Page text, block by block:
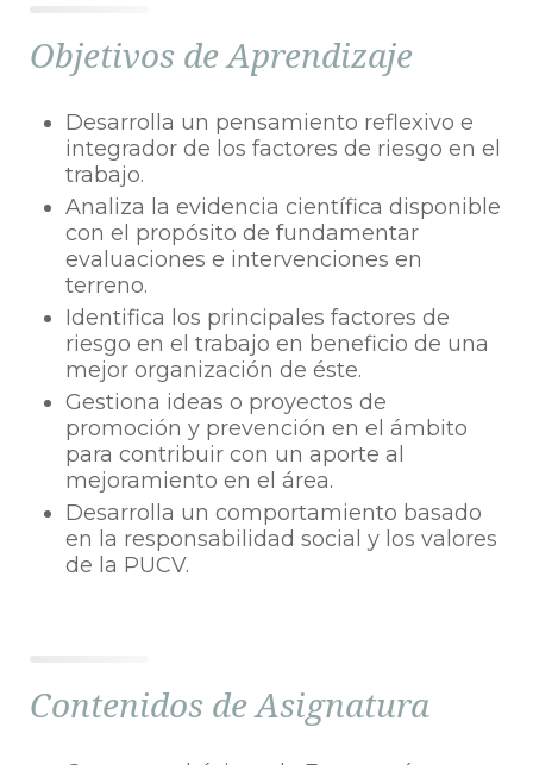
Objetivos de Aprendizaje
Desarrolla un pensamiento reflexivo e
integrador de los factores de riesgo en el
trabajo.
Analiza la evidencia científica disponible
con el propósito de fundamentar
evaluaciones e intervenciones en
terreno.
Identifica los principales factores de
riesgo en el trabajo en beneficio de una
mejor organización de éste.
Gestiona ideas o proyectos de
promoción y prevención en el ámbito
para contribuir con un aporte al
mejoramiento en el área.
Desarrolla un comportamiento basado
en la responsabilidad social y los valores
de la PUCV.
Contenidos de Asignatura